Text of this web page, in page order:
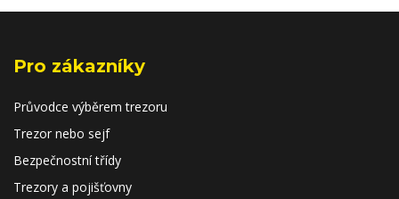
Pro zákazníky
Průvodce výběrem trezoru
Trezor nebo sejf
Bezpečnostní třídy
Trezory a pojišťovny